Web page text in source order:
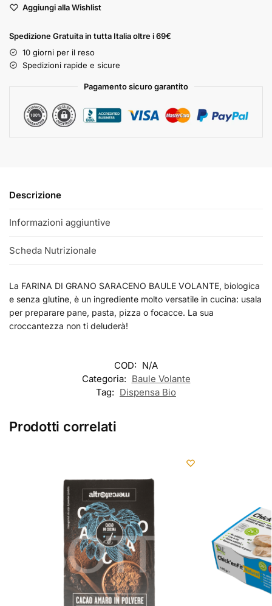
Aggiungi alla Wishlist
Spedizione Gratuita in tutta Italia oltre i 69€
10 giorni per il reso
Spedizioni rapide e sicure
Pagamento sicuro garantito
Descrizione
Informazioni aggiuntive
Scheda Nutrizionale
La FARINA DI GRANO SARACENO BAULE VOLANTE, biologica
e senza glutine, è un ingrediente molto versatile in cucina: usala
per preparare pane, pasta, pizza o focacce. La sua
croccantezza non ti deluderà!
COD: N/A
Categoria: Baule Volante
Tag: Dispensa Bio
Prodotti correlati